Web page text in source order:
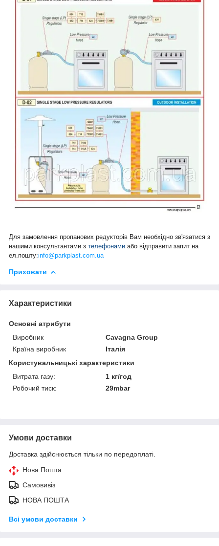
Для замовлення пропанових редукторів Вам необхідно зв'язатися з
нашими консультантами з телефонами або відправити запит на
ел.пошту:info@parkplast.com.ua
Приховати
Характеристики
Основні атрибути
Виробник
Cavagna Group
Країна виробник
Італія
Користувальницькі характеристики
Витрата газу:
1 кг/год
Робочий тиск:
29mbar
Умови доставки
Доставка здійснюється тільки по передоплаті.
Нова Пошта
Самовивіз
НОВА ПОШТА
Всі умови доставки